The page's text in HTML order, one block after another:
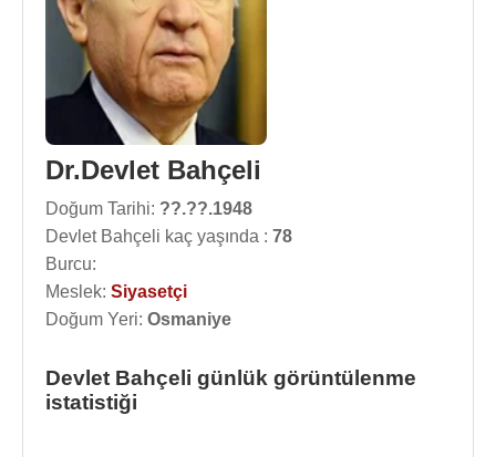
Dr.Devlet Bahçeli
Doğum Tarihi: ??.??.1948
Devlet Bahçeli kaç yaşında : 78
Burcu:
Meslek: Siyasetçi
Doğum Yeri: Osmaniye
Devlet Bahçeli günlük görüntülenme
istatistiği